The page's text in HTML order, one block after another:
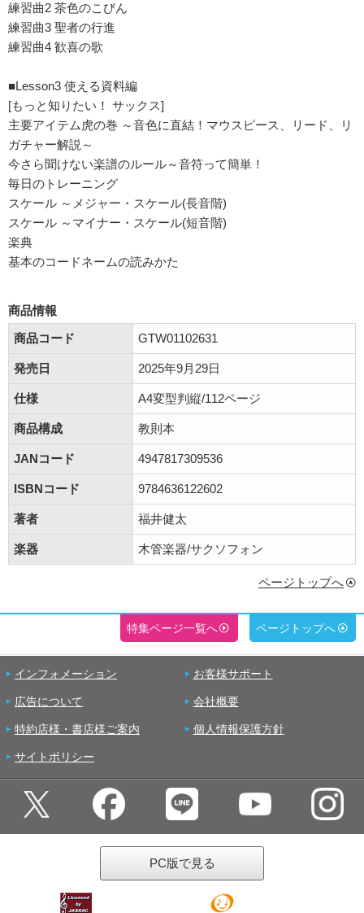
練習曲2 茶色のこびん
練習曲3 聖者の行進
練習曲4 歓喜の歌
■Lesson3 使える資料編
[もっと知りたい！ サックス]
主要アイテム虎の巻 ～音色に直結！マウスピース、リード、リ
ガチャー解説～
今さら聞けない楽譜のルール～音符って簡単！
毎日のトレーニング
スケール ～メジャー・スケール(長音階)
スケール ～マイナー・スケール(短音階)
楽典
基本のコードネームの読みかた
商品情報
商品コード
GTW01102631
発売日 2025年9月29日
仕様 A4変型判縦/112ページ
商品構成 教則本
JANコード 4947817309536
ISBNコード 9784636122602
著者 福井健太
楽器 木管楽器/サクソフォン
ページトップへ
特集ページ一覧へ ページトップへ
インフォメーション お客様サポート
広告について 会社概要
特約店様・書店様ご案内 個人情報保護方針
サイトポリシー
PC版で見る